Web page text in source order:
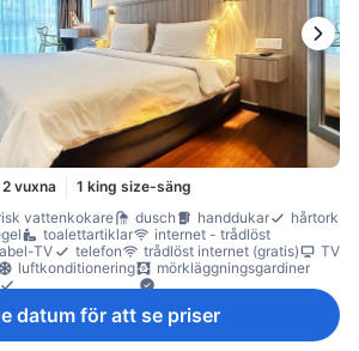
vuxna
1 king size-säng
vattenkokare dusch handdukar
hårtork
toalettartiklar
internet - trådlöst
TV telefon trådlöst internet (gratis)
TV
luftkonditionering
mörkläggningsgardiner
Fönster
Fönster som kan öppnas
datum för att se priser